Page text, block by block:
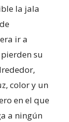
la jala
ir a
su
color y un
en el que
a ningún